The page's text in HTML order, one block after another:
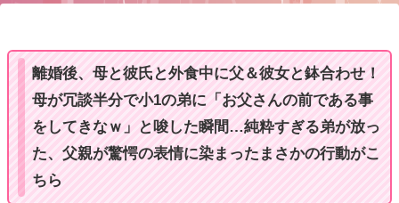
離婚後、母と彼氏と外食中に父＆彼女と鉢合わせ！
母が冗談半分で小1の弟に「お父さんの前である事
をしてきなｗ」と唆した瞬間…純粋すぎる弟が放っ
た、父親が驚愕の表情に染まったまさかの行動がこ
ちら